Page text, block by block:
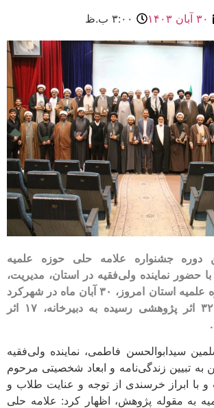
۳۰ آبان ۱۴۰۳ ۳:۰۰ ب.ظ
دوره جشنواره علامه حلی حوزه علمیه
حضور نماینده ولی‌فقیه در استان، مدیریت،
اساتید و طلاب حوزه علمیه استان امروز، ۳۰ آبان ماه در شهرکرد
برگزار و از بین ۳۲۰ اثر پژوهشی رسیده به دبیرخانه، ۱۷ اثر
سیدابوالحسن فاطمی، نماینده ولی‌فقیه
به تبیین زندگی‌نامه و ابعاد شخصیتی مرحوم
با ابراز خرسندی از توجه و عنایت طلاب و
به مقوله پژوهش، اظهار کرد: علامه حلی